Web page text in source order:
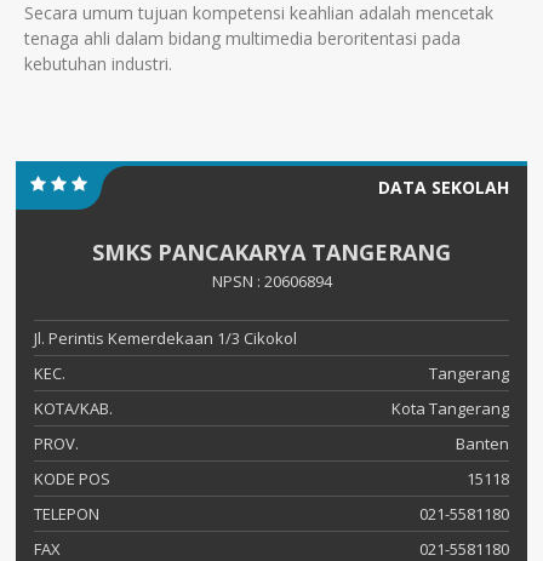
Secara umum tujuan kompetensi keahlian adalah mencetak
tenaga ahli dalam bidang multimedia beroritentasi pada
kebutuhan industri.
DATA SEKOLAH
SMKS PANCAKARYA TANGERANG
NPSN : 20606894
Jl. Perintis Kemerdekaan 1/3 Cikokol
KEC.
Tangerang
KOTA/KAB.
Kota Tangerang
PROV.
Banten
KODE POS
15118
TELEPON
021-5581180
FAX
021-5581180